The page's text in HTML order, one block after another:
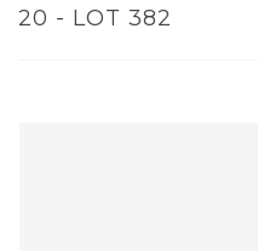
20 - LOT 382